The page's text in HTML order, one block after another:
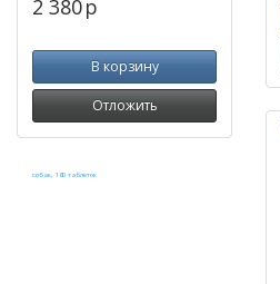
2 380p
В корзину
Отложить